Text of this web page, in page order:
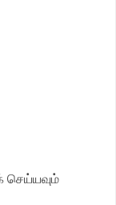
செய்யவும்